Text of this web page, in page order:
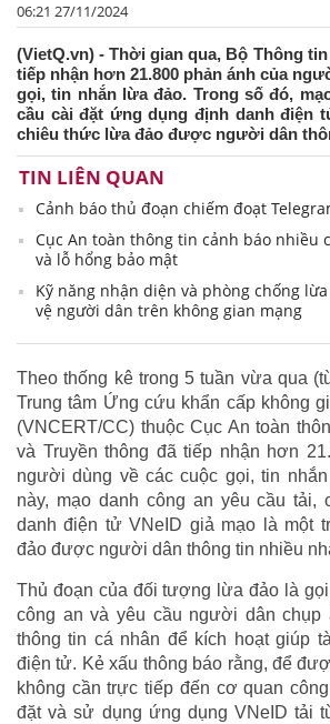
06:21 27/11/2024
(VietQ.vn) - Thời gian qua, Bộ Thông
tiếp nhận hơn 21.800 phản ánh của
gọi, tin nhắn lừa đảo. Trong số đó,
cầu cài đặt ứng dụng định danh điện
chiêu thức lừa đảo được người dân
TIN LIÊN QUAN
Cảnh báo thủ đoạn chiếm đoạt
Cục An toàn thông tin cảnh báo nhiều
và lỗ hổng bảo mật
Kỹ năng nhận diện và phòng chống
vệ người dân trên không gian mạng
Theo thống kê trong 5 tuần vừa qua
Trung tâm Ứng cứu khẩn cấp không
(VNCERT/CC) thuộc Cục An toàn
và Truyền thông đã tiếp nhận hơn
người dùng về các cuộc gọi, tin
này, mạo danh công an yêu cầu tải,
danh điện tử VNeID giả mạo là một
đảo được người dân thông tin nhiều
Thủ đoạn của đối tượng lừa đảo là
công an và yêu cầu người dân chụp
thông tin cá nhân để kích hoạt giúp
điện tử. Kẻ xấu thông báo rằng, để
không cần trực tiếp đến cơ quan
đặt và sử dụng ứng dụng VNeID tải